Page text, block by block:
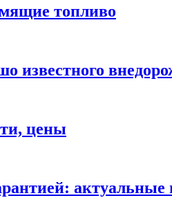
топливо
известного
цены